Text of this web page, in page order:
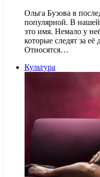
Ольга Бузова в
популярной. В нашей
это имя. Немало у
которые следят за её
Относятся…
Культура